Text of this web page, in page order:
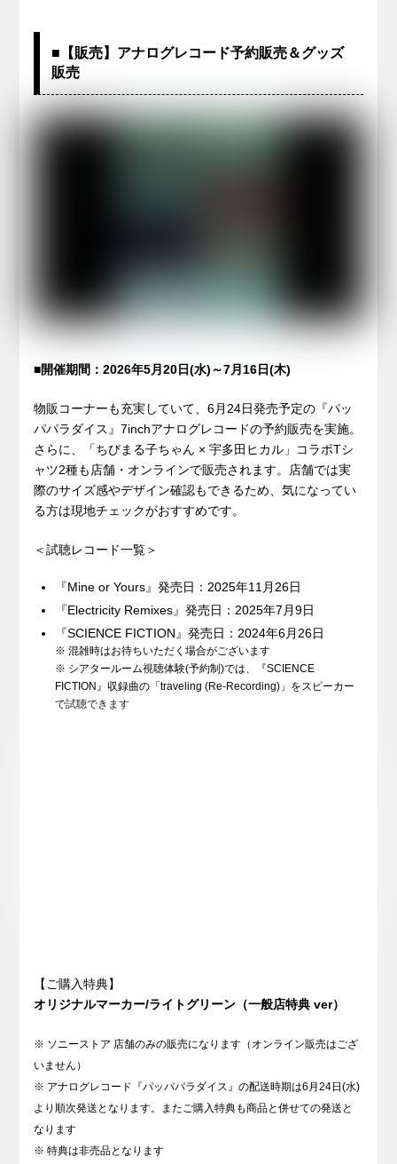
■【販売】アナログレコード予約販売＆グッズ
販売
■開催期間：2026年5月20日(水)～7月16日(木)
物販コーナーも充実していて、6月24日発売予定の『パッ
パパラダイス』7inchアナログレコードの予約販売を実施。
さらに、「ちびまる子ちゃん × 宇多田ヒカル」コラボTシ
ャツ2種も店舗・オンラインで販売されます。店舗では実
際のサイズ感やデザイン確認もできるため、気になってい
る方は現地チェックがおすすめです。
＜試聴レコード一覧＞
『Mine or Yours』発売日：2025年11月26日
『Electricity Remixes』発売日：2025年7月9日
『SCIENCE FICTION』発売日：2024年6月26日
※ 混雑時はお待ちいただく場合がございます
※ シアタールーム視聴体験(予約制)では、『SCIENCE
FICTION』収録曲の「traveling (Re-Recording)」をスピーカー
で試聴できます
【ご購入特典】
オリジナルマーカー/ライトグリーン（一般店特典 ver）
※ ソニーストア 店舗のみの販売になります（オンライン販売はござ
いません）
※ アナログレコード『パッパパラダイス』の配送時期は6月24日(水)
より順次発送となります。またご購入特典も商品と併せての発送と
なります
※ 特典は非売品となります